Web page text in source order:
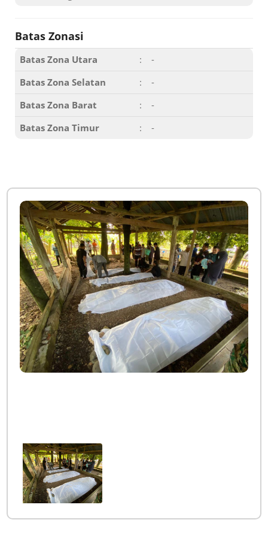
Batas Zonasi
Batas Zona Utara :
-
Batas Zona Selatan
:
-
Batas Zona Barat
:
-
Batas Zona Timur
: -